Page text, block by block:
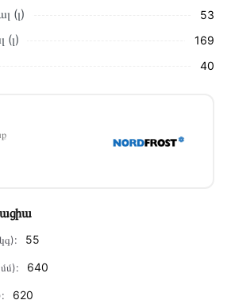
է և համպատասխանում է
ընթացքում:
(լ) 53
(լ) 169
40
55
640
620